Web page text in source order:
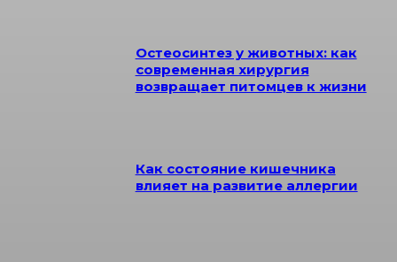
Остеосинтез у животных: как
современная хирургия
возвращает питомцев к жизни
Как состояние кишечника
влияет на развитие аллергии